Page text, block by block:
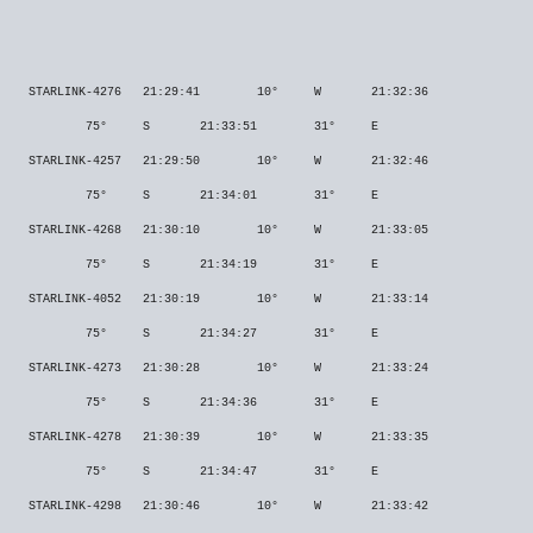
STARLINK-4276 21:29:41 10° W 21:32:36
75° S 21:33:51 31° E
STARLINK-4257 21:29:50 10° W 21:32:46
75° S 21:34:01 31° E
STARLINK-4268 21:30:10 10° W 21:33:05
75° S 21:34:19 31° E
STARLINK-4052 21:30:19 10° W 21:33:14
75° S 21:34:27 31° E
STARLINK-4273 21:30:28 10° W 21:33:24
75° S 21:34:36 31° E
STARLINK-4278 21:30:39 10° W 21:33:35
75° S 21:34:47 31° E
STARLINK-4298 21:30:46 10° W 21:33:42